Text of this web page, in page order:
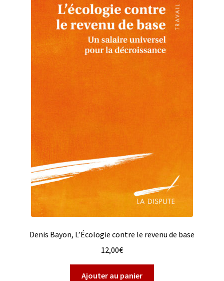
Denis Bayon, L’Écologie contre le revenu de base
12,00€
Ajouter au panier